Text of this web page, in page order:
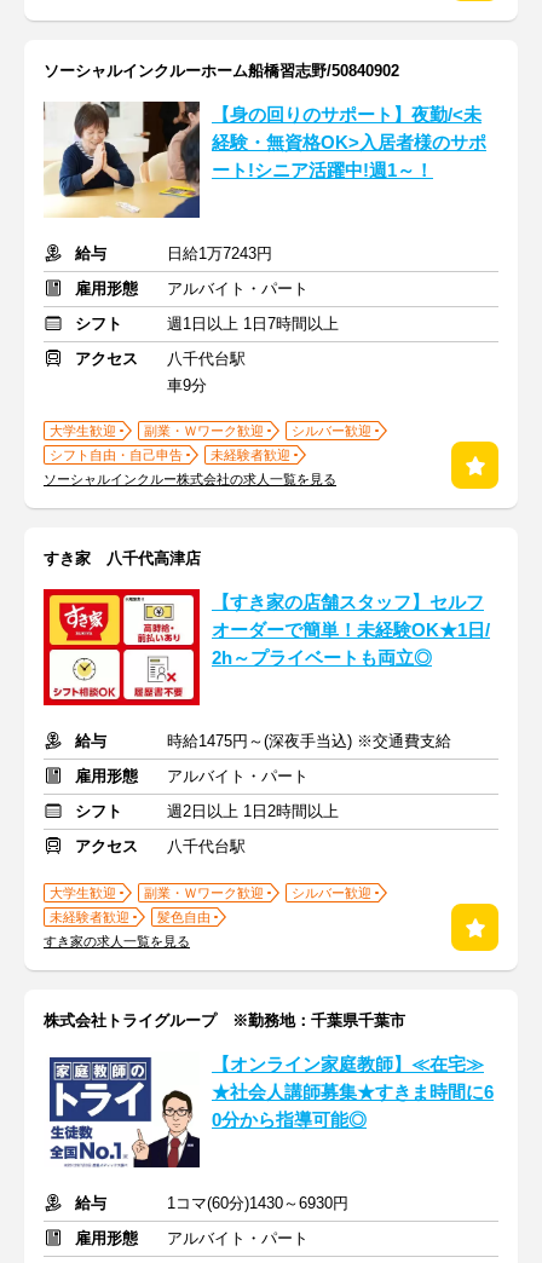
ソーシャルインクルーホーム船橋習志野/50840902
【身の回りのサポート】夜勤/<未
経験・無資格OK>入居者様のサポ
ート!シニア活躍中!週1～！
給与
日給1万7243円
雇用形態
アルバイト・パート
シフト
週1日以上 1日7時間以上
アクセス
八千代台駅
車9分
大学生歓迎 副業・Ｗワーク歓迎
シルバー歓迎
シフト自由・自己申告
未経験者歓迎
ソーシャルインクルー株式会社の求人一覧を見る
すき家 八千代高津店
【すき家の店舗スタッフ】セルフ
オーダーで簡単！未経験OK★1日/
2h～プライベートも両立◎
給与
時給1475円～(深夜手当込) ※交通費支給
雇用形態
アルバイト・パート
シフト
週2日以上 1日2時間以上
アクセス
八千代台駅
大学生歓迎 副業・Ｗワーク歓迎
シルバー歓迎
未経験者歓迎
髪色自由
すき家の求人一覧を見る
株式会社トライグループ ※勤務地：千葉県千葉市
【オンライン家庭教師】≪在宅≫
★社会人講師募集★すきま時間に6
0分から指導可能◎
給与
1コマ(60分)1430～6930円
雇用形態
アルバイト・パート